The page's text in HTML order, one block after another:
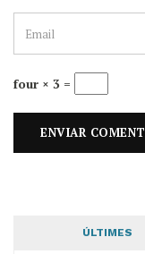
four × 3 =
ÚLTIMES